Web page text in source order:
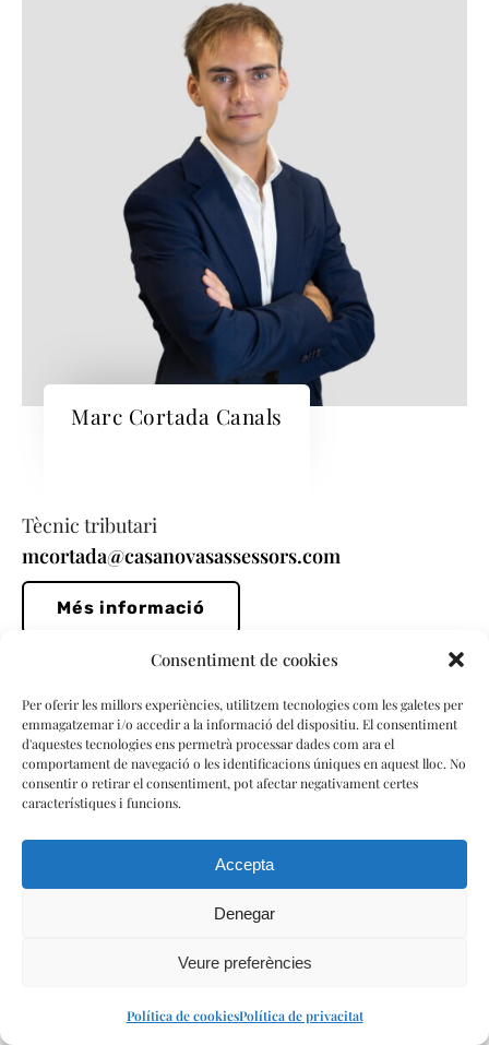
Consentiment de cookies
Per oferir les millors experiències, utilitzem tecnologies com les galetes per
emmagatzemar i/o accedir a la informació del dispositiu. El consentiment
d'aquestes tecnologies ens permetrà processar dades com ara el
comportament de navegació o les identificacions úniques en aquest lloc. No
consentir o retirar el consentiment, pot afectar negativament certes
característiques i funcions.
Accepta
Denegar
Veure preferències
Política de cookiesPolítica de privacitat
Marc Cortada Canals
Tècnic tributari
mcortada@casanovasassessors.com
Més informació
Idiomes: català, castellà